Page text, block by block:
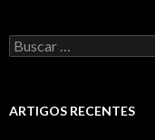
Buscar:
ARTIGOS RECENTES